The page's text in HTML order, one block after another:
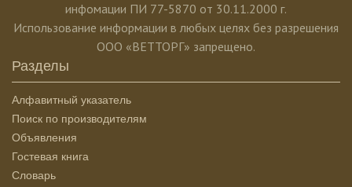
инфомации ПИ 77-5870 от 30.11.2000 г.
Использование информации в любых целях без разрешения
ООО «ВЕТТОРГ» запрещено.
Разделы
Алфавитный указатель
Поиск по производителям
Объявления
Гостевая книга
Словарь